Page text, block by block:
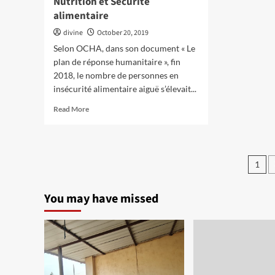
alimentaire
divine
October 20, 2019
Selon OCHA, dans son document « Le
plan de réponse humanitaire », fin
2018, le nombre de personnes en
insécurité alimentaire aiguë s’élevait...
Read MoreRead
1
You may have missed